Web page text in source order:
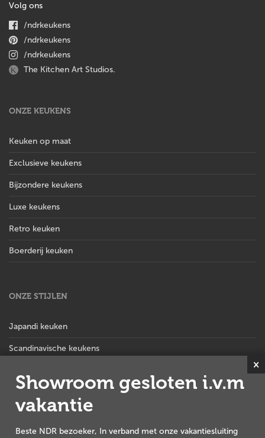
×
Showroom gesloten i.v.m
vakantie
Beste NDR bezoeker, In verband met onze vakantiesluiting
Volg ons
/ndrkeukens
/ndrkeukens
/ndrkeukens
The Kitchen Art Studios.
ONZE KEUKENS
Keuken op maat
Exclusieve keukens
Bijzondere keukens
Luxe keukens
Retro keuken
Boerderij keuken
ONZE STIJLEN
Japandi keuken
Scandinavische keukens
Stoere landelijke keuken
Landelijk moderne keuken